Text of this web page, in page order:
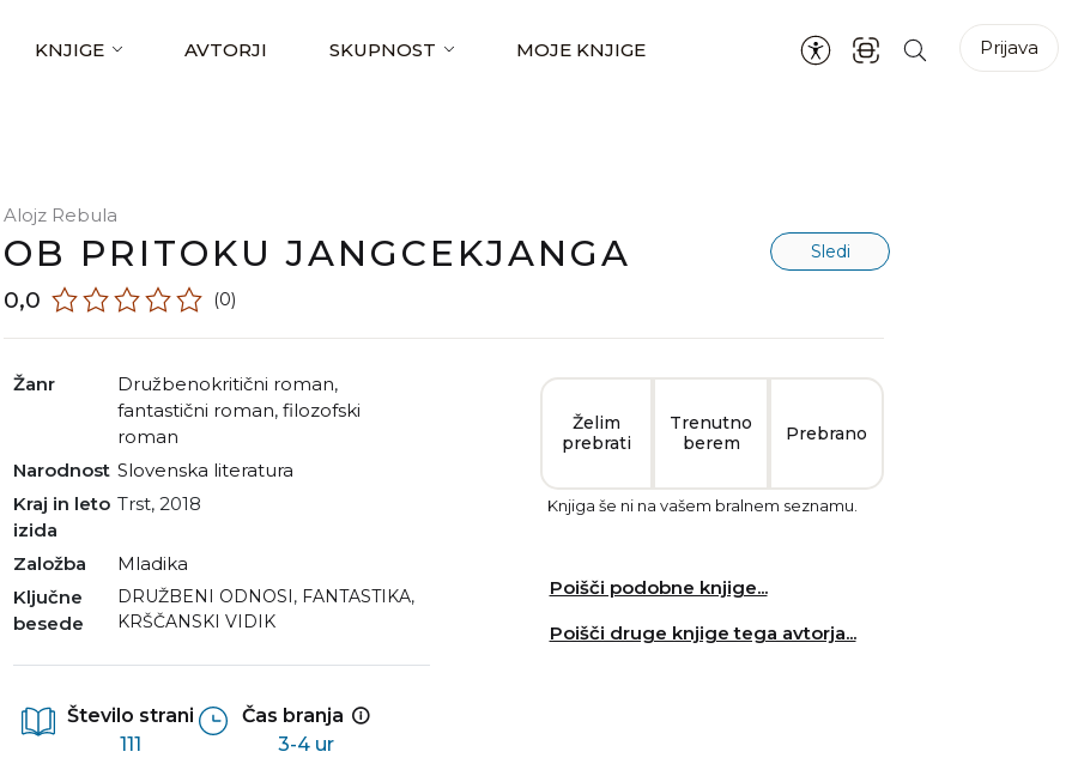
KNJIGE AVTORJI SKUPNOST MOJE KNJIGE Prijava
Alojz Rebula
OB PRITOKU JANGCEKJANGA Sledi
0,0 (0)
Žanr družbenokritični roman,
fantastični roman, filozofski
roman
Narodnost
slovenska literatura
Kraj in leto
izida
Trst, 2018
Založba
Mladika
Ključne
besede
DRUŽBENI ODNOSI, FANTASTIKA,
KRŠČANSKI VIDIK
Število strani
111
Čas branja
3-4 ur
Želim
prebrati
Trenutno
berem
Prebrano
Knjiga še ni na vašem bralnem seznamu.
Poišči podobne knjige...
Poišči druge knjige tega avtorja...